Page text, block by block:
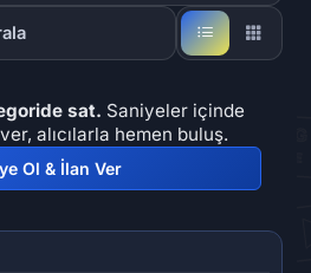
sat. Saniyeler içinde
alıcılarla hemen buluş.
Ol & İlan Ver